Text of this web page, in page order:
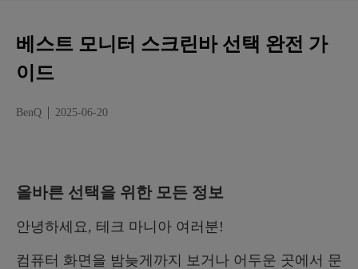
모니터 스크린바를 사용할 때 얻는 이점은?
마무리
베스트 모니터 스크린바 선택 완전 가
이드
BenQ 2025-06-20
올바른 선택을 위한 모든 정보
안녕하세요, 테크 마니아 여러분!
컴퓨터 화면을 밤늦게까지 보거나 어두운 곳에서 문